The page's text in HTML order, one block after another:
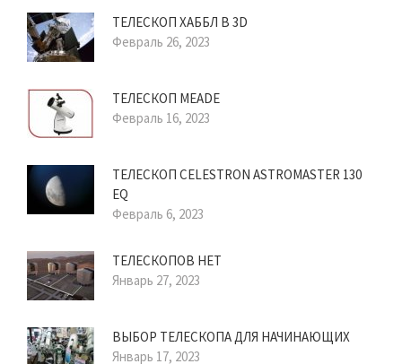
ТЕЛЕСКОП ХАББЛ В 3D
Февраль 26, 2023
ТЕЛЕСКОП MEADE
Февраль 16, 2023
ТЕЛЕСКОП CELESTRON ASTROMASTER 130
EQ
Февраль 6, 2023
ТЕЛЕСКОПОВ НЕТ
Январь 27, 2023
ВЫБОР ТЕЛЕСКОПА ДЛЯ НАЧИНАЮЩИХ
Январь 17, 2023